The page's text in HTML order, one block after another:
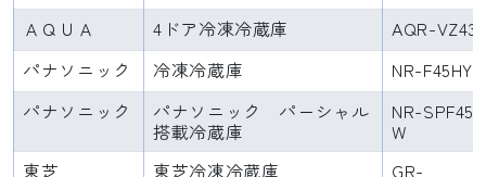
ＡＱＵＡ
4ドア冷凍冷蔵庫
AQR-
パナソニック
冷凍冷蔵庫
NR-
パナソニック
パナソニック パーシャル
搭載冷蔵庫
NR-
W
東芝
東芝冷凍冷蔵庫 GR-